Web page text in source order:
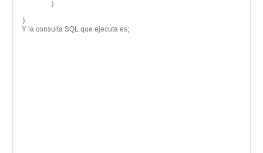
       )
Y la consulta SQL que ejecuta es;